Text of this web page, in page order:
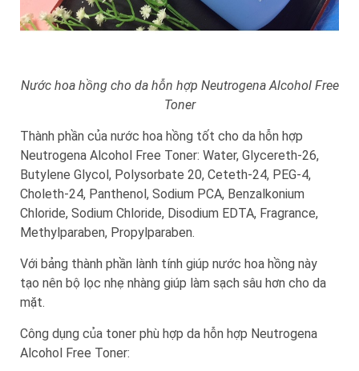
Nước hoa hồng cho da hỗn hợp Neutrogena Alcohol Free
Toner
Thành phần của nước hoa hồng tốt cho da hỗn hợp
Neutrogena Alcohol Free Toner: Water, Glycereth-26,
Butylene Glycol, Polysorbate 20, Ceteth-24, PEG-4,
Choleth-24, Panthenol, Sodium PCA, Benzalkonium
Chloride, Sodium Chloride, Disodium EDTA, Fragrance,
Methylparaben, Propylparaben.
Với bảng thành phần lành tính giúp nước hoa hồng này
tạo nên bộ lọc nhẹ nhàng giúp làm sạch sâu hơn cho da
mặt.
Công dụng của toner phù hợp da hỗn hợp Neutrogena
Alcohol Free Toner: